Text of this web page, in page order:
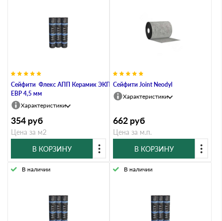
Сейфити Флекс АПП Керамик ЭКП
ЕВР 4,5 мм
Характеристики
354 руб
Цена за м2
В КОРЗИНУ
Сейфити Joint Neodyl
Характеристики
662 руб
Цена за м.п.
В КОРЗИНУ
В наличии В наличии